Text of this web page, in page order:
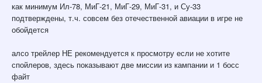
как минимум Ил-78, МиГ-21, МиГ-29, МиГ-31, и Су-33
подтверждены, т.ч. совсем без отечественной авиации в игре не
обойдется
алсо трейлер НЕ рекомендуется к просмотру если не хотите
спойлеров, здесь показывают две миссии из кампании и 1 босс
файт